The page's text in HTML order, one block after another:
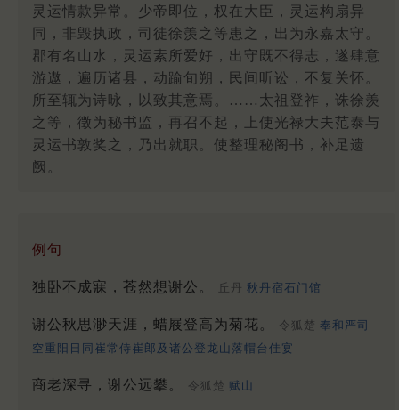
灵运情款异常。少帝即位，权在大臣，灵运构扇异
同，非毁执政，司徒徐羡之等患之，出为永嘉太守。
郡有名山水，灵运素所爱好，出守既不得志，遂肆意
游遨，遍历诸县，动踰旬朔，民间听讼，不复关怀。
所至辄为诗咏，以致其意焉。……太祖登祚，诛徐羡
之等，徵为秘书监，再召不起，上使光禄大夫范泰与
灵运书敦奖之，乃出就职。使整理秘阁书，补足遗
阙。
例句
独卧不成寐，苍然想谢公。 丘丹 秋丹宿石门馆
谢公秋思渺天涯，蜡屐登高为菊花。 令狐楚 奉和严司
空重阳日同崔常侍崔郎及诸公登龙山落帽台佳宴
商老深寻，谢公远攀。 令狐楚 赋山